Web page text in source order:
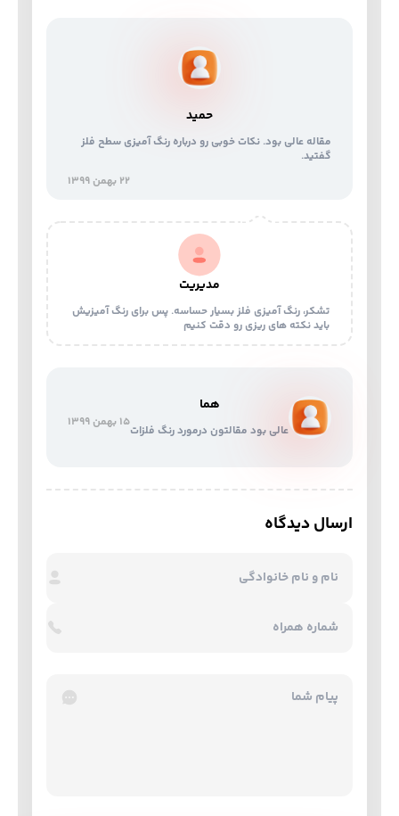
حمید
مقاله عالی بود. نکات خوبی رو درباره رنگ آمیزی سطح فلز
گفتید.
22 بهمن 1399
مدیریت
تشکر، رنگ آمیزی فلز بسیار حساسه. پس برای رنگ آمیزیش
باید نکته های ریزی رو دقت کنیم
هما
عالی بود مقالتون درمورد رنگ فلزات
15 بهمن 1399
ارسال دیدگاه